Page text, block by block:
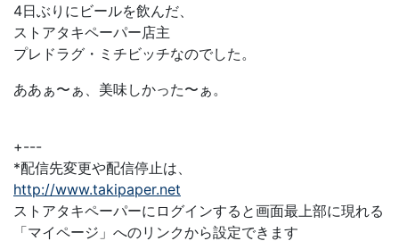
4日ぶりにビールを飲んだ、
ストアタキペーパー店主
プレドラグ・ミチビッチなのでした。
ああぁ〜ぁ、美味しかった〜ぁ。
+---
*配信先変更や配信停止は、
http://www.takipaper.net
ストアタキペーパーにログインすると画面最上部に現れる
「マイページ」へのリンクから設定できます